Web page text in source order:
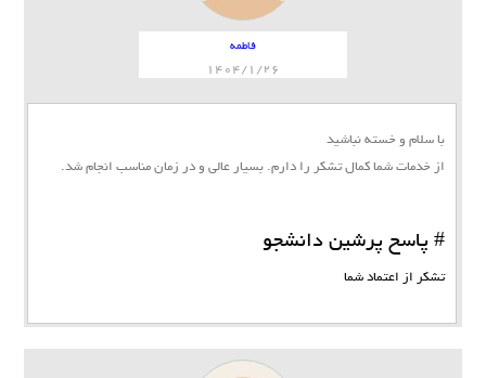
فاطمه
1404/1/26
با سلام و خسته نباشید
از خدمات شما کمال تشکر را دارم. بسیار عالی و در زمان مناسب انجام شد.
# پاسخ پرشین دانشجو
تشکر از اعتماد شما